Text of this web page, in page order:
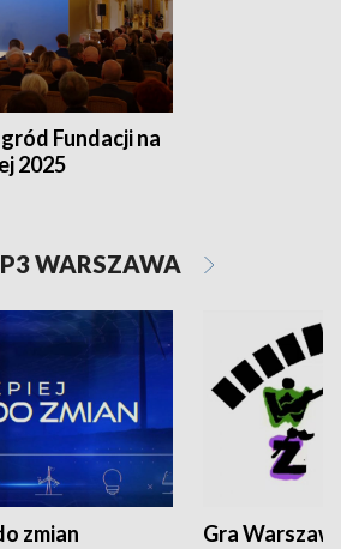
Fundacji na
2025
WARSZAWA
zmian Gra